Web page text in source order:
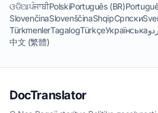
ଓଡିଆਪੰਜਾਬੀPolskiPortuguês (BR)
SlovenčinaSlovenščinaShqipСрпски
TürkmenlerTagalogTürkçeУкраїнська
中文 (繁體)
DocTranslator